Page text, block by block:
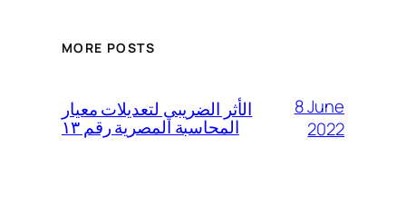
MORE POSTS
الأثر الضريبي لتعديلات معيار
المحاسبة المصرية رقم ١٣
8 June
2022